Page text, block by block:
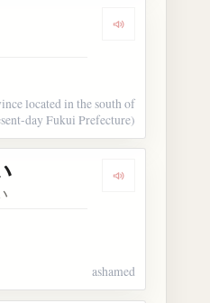
Dengarkan
located in the south of
day Fukui Prefecture)
い Dengarkan
ashamed